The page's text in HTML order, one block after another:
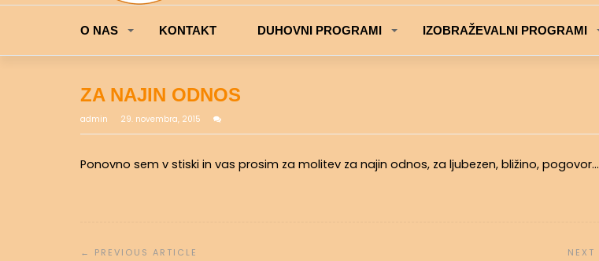
O NAS KONTAKT DUHOVNI PROGRAMI IZOBRAŽEVALNI PROGRAMI
ZA NAJIN ODNOS
admin 29. novembra, 2015
Ponovno sem v stiski in vas prosim za molitev za najin odnos, za ljubezen, bližino, pogovor…
prispevka